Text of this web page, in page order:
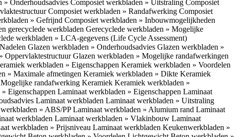
» OnderhoudsadviesComposiet werkbladen » Uitstraling Composiet
Composiet werkbladen » Randafwerking Composiet
» Gefrijnd Composiet werkbladen » Inbouwmogelijkheden
gerecyclede werkbladen Gerecyclede werkbladen » Mogelijke
werkbladen » LCA-gegevens (Life Cycle Assessment)
Glazen werkbladen » Onderhoudsadvies Glazen werkbladen »
OppervlaktestructuurGlazen werkbladen » Mogelijke randafwerkingen
werkbladen » Eigenschappen Keramiek werkbladen » Voordelen
» Maximale afmetingen Keramiek werkbladen » Dikte Keramiek
randafwerking Keramiek Keramiek werkbladen »
Eigenschappen Laminaat werkbladen » Eigenschappen Laminaat
Laminaat werkbladen Laminaat werkbladen » Uitstraling
» ABS/PPLaminaat werkbladen » Alumium rand Laminaat
werkbladen Laminaat werkbladen » Vlakinbouw Laminaat
werkbladen » Prijsniveau Laminaat werkbladen Keukenwerkbladen »